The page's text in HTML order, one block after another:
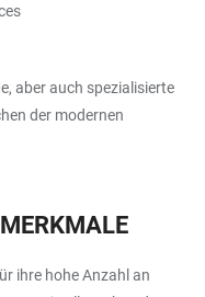
aber auch spezialisierte
der modernen
ihre hohe Anzahl an